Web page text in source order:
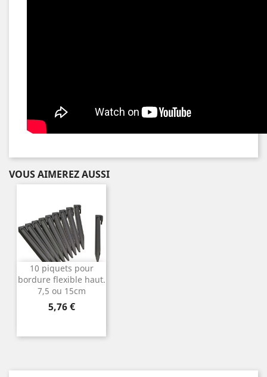
VOUS AIMEREZ AUSSI
10 piquets pour
bordure flexible haut.
7,5 ou 15cm
Prix
5,76 €